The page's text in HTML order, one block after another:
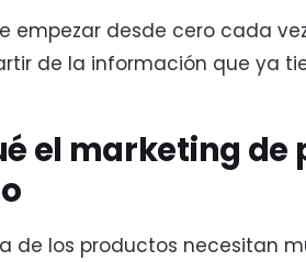
empezar desde cero cada
de la información que ya
el marketing
de los productos necesitan